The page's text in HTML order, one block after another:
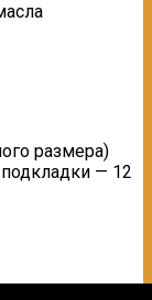
размера)
— 12